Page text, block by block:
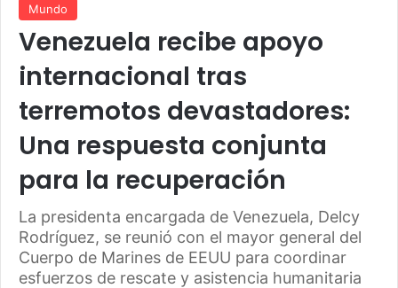
Mundo
Venezuela recibe apoyo
internacional tras
terremotos devastadores:
Una respuesta conjunta
para la recuperación
La presidenta encargada de Venezuela, Delcy
Rodríguez, se reunió con el mayor general del
Cuerpo de Marines de EEUU para coordinar
esfuerzos de rescate y asistencia humanitaria